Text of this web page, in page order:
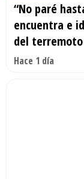
“No paré
encuentra e
del terremoto
Hace 1 día